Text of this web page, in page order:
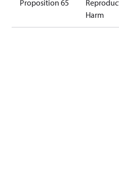
Proposition 65
Harm